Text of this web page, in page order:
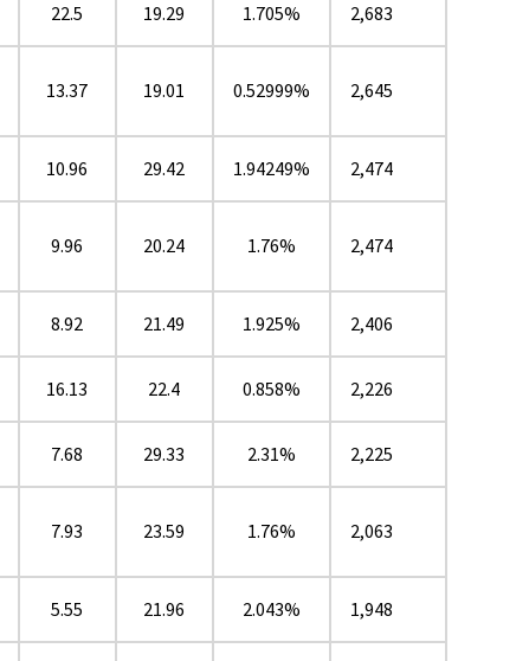
22.5 19.29 1.705% 2,683
13.37 19.01 0.52999% 2,645
10.96 29.42 1.94249% 2,474
9.96 20.24 1.76% 2,474
8.92 21.49 1.925% 2,406
16.13 22.4 0.858% 2,226
7.68 29.33 2.31% 2,225
7.93 23.59 1.76% 2,063
5.55 21.96 2.043% 1,948